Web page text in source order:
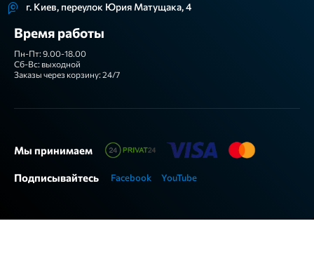
г. Киев, переулок Юрия Матущака, 4
Время работы
Пн-Пт: 9.00-18.00
Сб-Вс: выходной
Заказы через корзину: 24/7
Мы принимаем
Подписывайтесь Facebook YouTube